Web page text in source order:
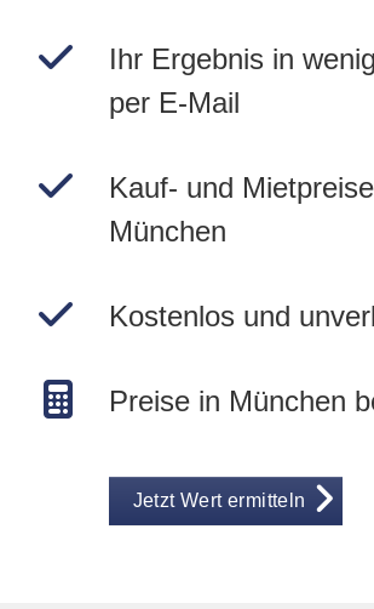
Ihr Ergebnis in
per E-Mail
Kauf- und
München
Kostenlos und
Preise in München
Jetzt Wert ermitteln